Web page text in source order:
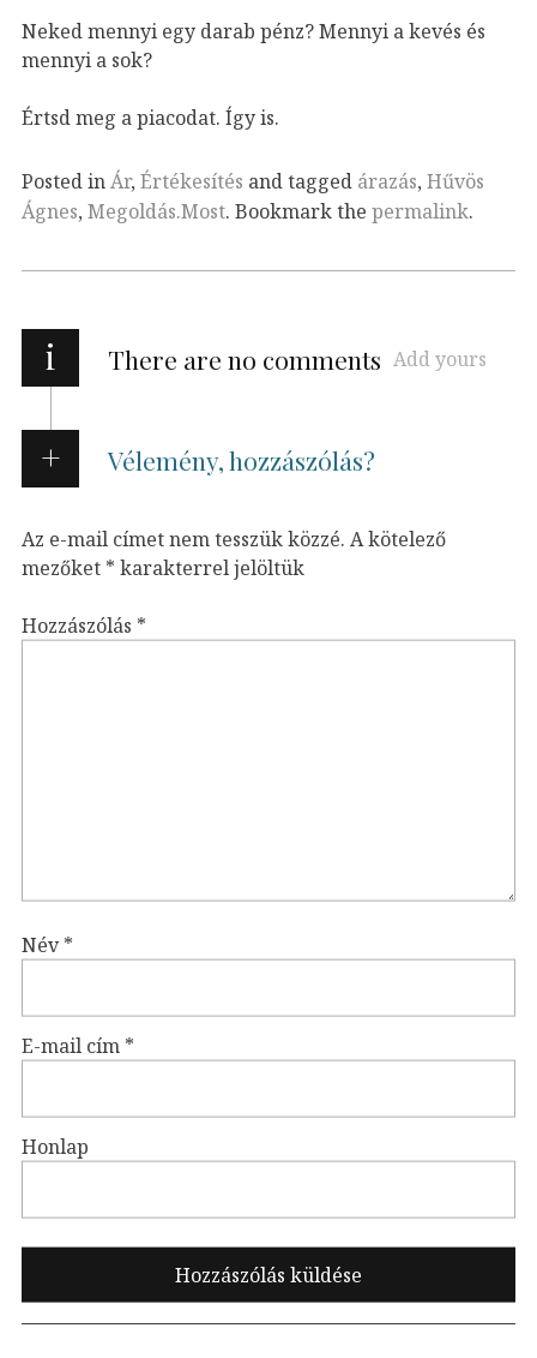
Neked mennyi egy darab pénz? Mennyi a kevés és
mennyi a sok?
Értsd meg a piacodat. Így is.
Posted inÁr, Értékesítés and tagged árazás, Hűvös
Ágnes, Megoldás.Most. Bookmark the permalink.
i There are no comments Add yours
Vélemény, hozzászólás?
Az e-mail címet nem tesszük közzé. A kötelező
mezőket * karakterrel jelöltük
Hozzászólás *
Név*
E-mail cím *
Honlap